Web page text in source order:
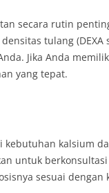
secara rutin
tulang
Jika Anda
yang tepat.
kebutuhan kalsium
untuk
sesuai